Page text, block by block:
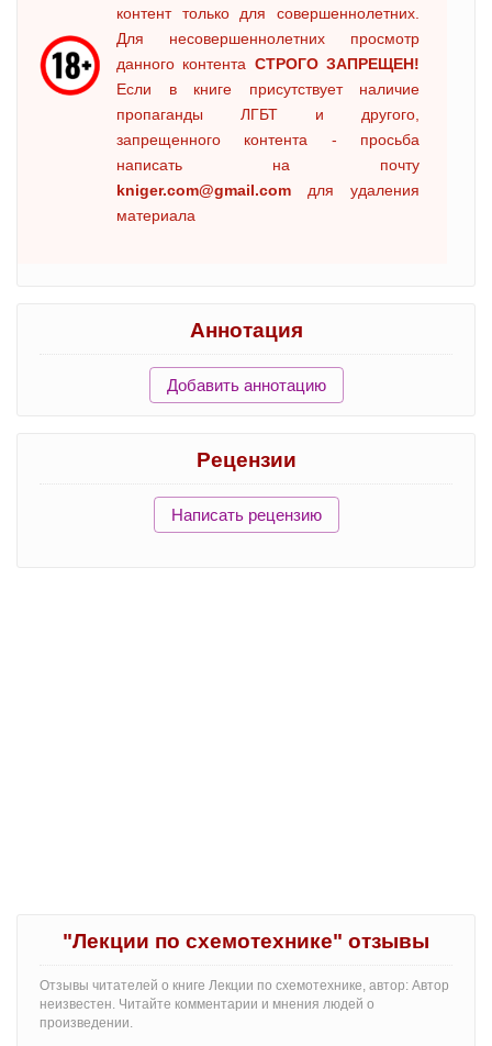
контент только для совершеннолетних.
Для несовершеннолетних просмотр
данного контента СТРОГО ЗАПРЕЩЕН!
Если в книге присутствует наличие
пропаганды ЛГБТ и другого,
запрещенного контента - просьба
написать на почту
kniger.com@gmail.com для удаления
материала
Аннотация
Добавить аннотацию
Рецензии
Написать рецензию
"Лекции по схемотехнике" отзывы
Отзывы читателей о книге Лекции по схемотехнике, автор: Автор
неизвестен. Читайте комментарии и мнения людей о
произведении.